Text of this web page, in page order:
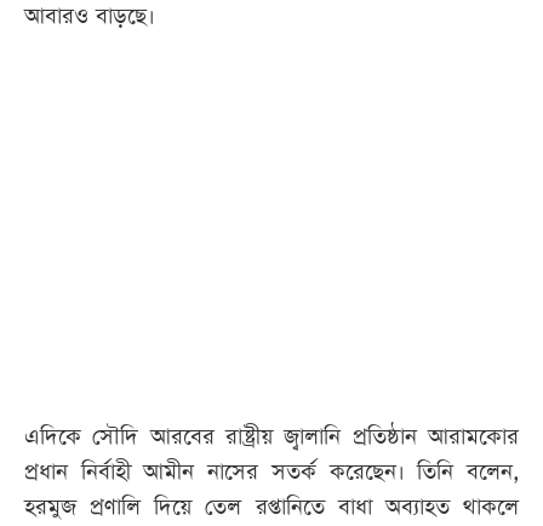
আবারও বাড়ছে।
এদিকে সৌদি আরবের রাষ্ট্রীয় জ্বালানি প্রতিষ্ঠান আরামকোর
প্রধান নির্বাহী আমীন নাসের সতর্ক করেছেন। তিনি বলেন,
হরমুজ প্রণালি দিয়ে তেল রপ্তানিতে বাধা অব্যাহত থাকলে